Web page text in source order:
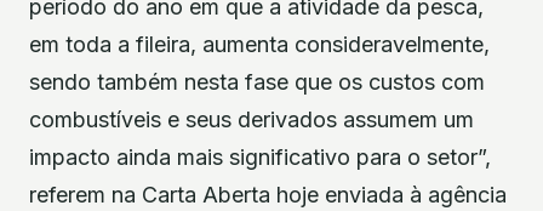
período do ano em que a atividade da pesca,
em toda a fileira, aumenta consideravelmente,
sendo também nesta fase que os custos com
combustíveis e seus derivados assumem um
impacto ainda mais significativo para o setor”,
referem na Carta Aberta hoje enviada à agência